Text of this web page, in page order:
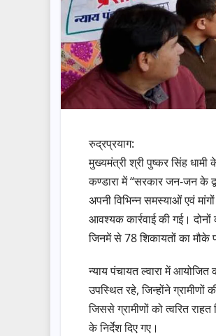
रुद्रप्रयाग:
मुख्यमंत्री श्री पुष्कर सिंह धामी
कण्डारा में “सरकार जन-जन के
अपनी विभिन्न समस्याओं एवं
आवश्यक कार्रवाई की गई। दोनों
जिनमें से 78 शिकायतों का मौके
न्याय पंचायत ल्वारा में
उपस्थित रहे, जिन्होंने ग्रामीणों
जिससे ग्रामीणों को त्वरित
के निर्देश दिए गए।